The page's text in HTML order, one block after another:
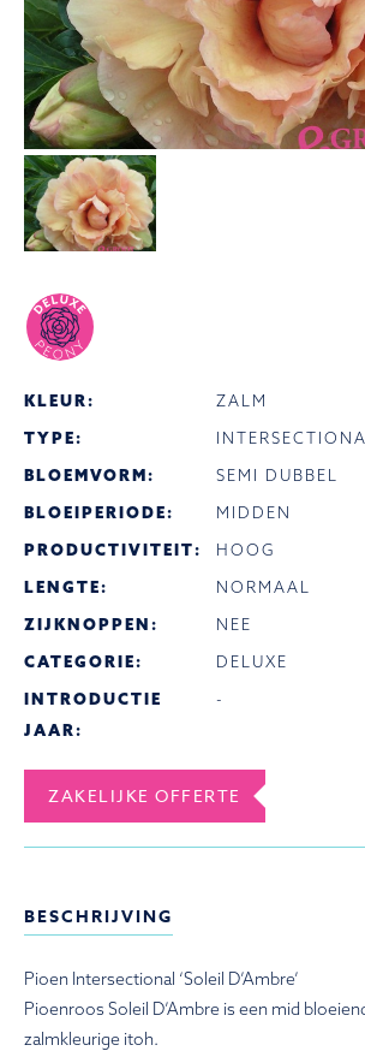
KLEUR:
ZALM
TYPE:
BLOEMVORM:
SEMI DUBBEL
BLOEIPERIODE:
MIDDEN
PRODUCTIVITEIT:
HOOG
LENGTE:
NORMAAL
ZIJKNOPPEN:
NEE
CATEGORIE:
DELUXE
INTRODUCTIE
JAAR:
-
ZAKELIJKE OFFERTE
BESCHRIJVING
Pioen Intersectional ‘Soleil D’Ambre’
Pioenroos Soleil D’Ambre is een mid
zalmkleurige itoh.